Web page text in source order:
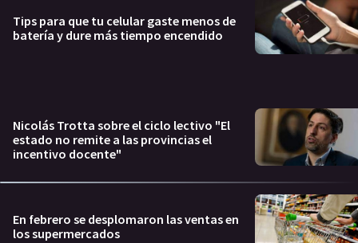
Tips para que tu celular gaste menos de
batería y dure más tiempo encendido
Nicolás Trotta sobre el ciclo lectivo "El
estado no remite a las provincias el
incentivo docente"
En febrero se desplomaron las ventas en
los supermercados